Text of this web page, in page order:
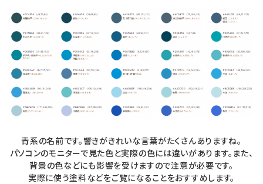
青系の名前です。響きがきれいな言葉がたくさんありますね。
パソコンのモニターで見た色と実際の色には違いがあります。また、
背景の色などにも影響を受けますので注意が必要です。
実際に使う塗料などをご覧になることをおすすめします。